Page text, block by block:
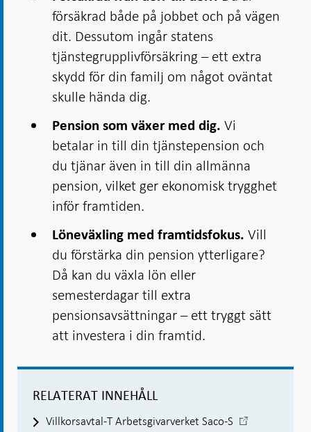
försäkrad både på jobbet och på vägen
dit. Dessutom ingår statens
tjänstegrupplivförsäkring – ett extra
skydd för din familj om något oväntat
skulle hända dig.
Pension som växer med dig. Vi
betalar in till din tjänstepension och
du tjänar även in till din allmänna
pension, vilket ger ekonomisk trygghet
inför framtiden.
Löneväxling med framtidsfokus. Vill
du förstärka din pension ytterligare?
Då kan du växla lön eller
semesterdagar till extra
pensionsavsättningar – ett tryggt sätt
att investera i din framtid.
RELATERAT INNEHÅLL
Villkorsavtal-T Arbetsgivarverket Saco-S